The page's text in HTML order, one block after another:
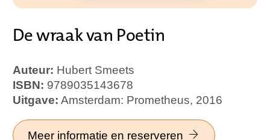
De wraak van Poetin
Auteur: Hubert Smeets
ISBN: 9789035143678
Uitgave: Amsterdam: Prometheus, 2016
Meer informatie en reserveren